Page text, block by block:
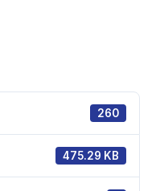
260
475.29 KB